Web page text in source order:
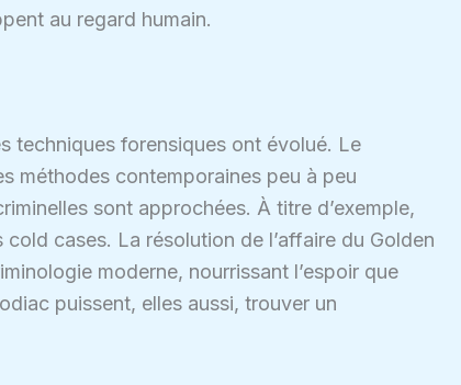
au regard humain.
techniques forensiques ont évolué. Le
méthodes contemporaines peu à peu
sont approchées. À titre d’exemple,
cases. La résolution de l’affaire du Golden
moderne, nourrissant l’espoir que
puissent, elles aussi, trouver un